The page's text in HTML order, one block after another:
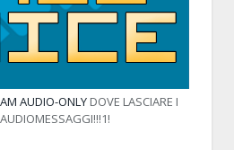
AUDIO-ONLYDOVE LASCIARE I